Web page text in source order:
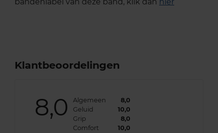
Klantbeoordelingen
8,0 Algemeen
8,0
Geluid
10,0
Grip
8,0
Comfort
10,0